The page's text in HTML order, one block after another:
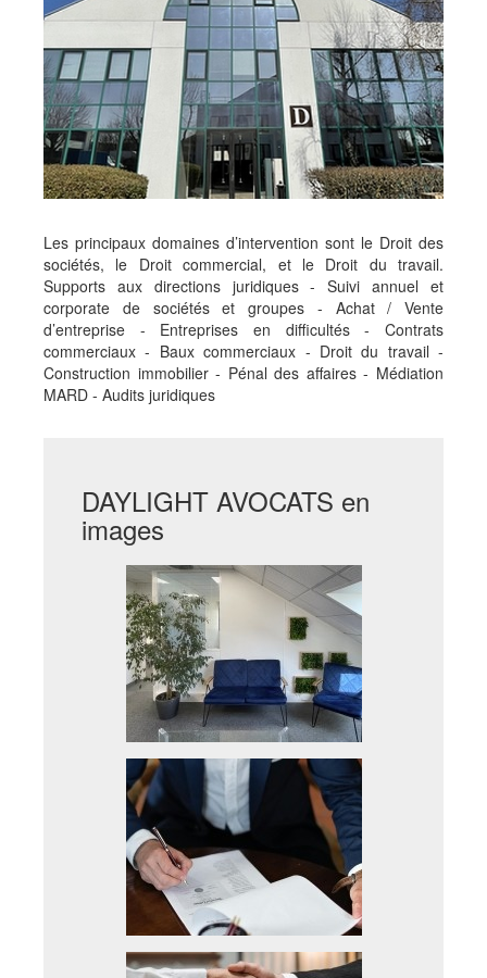
Les principaux domaines d’intervention sont le Droit des
sociétés, le Droit commercial, et le Droit du travail.
Supports aux directions juridiques - Suivi annuel et
corporate de sociétés et groupes - Achat / Vente
d’entreprise - Entreprises en difficultés - Contrats
commerciaux - Baux commerciaux - Droit du travail -
Construction immobilier - Pénal des affaires - Médiation
MARD - Audits juridiques
DAYLIGHT AVOCATS en
images